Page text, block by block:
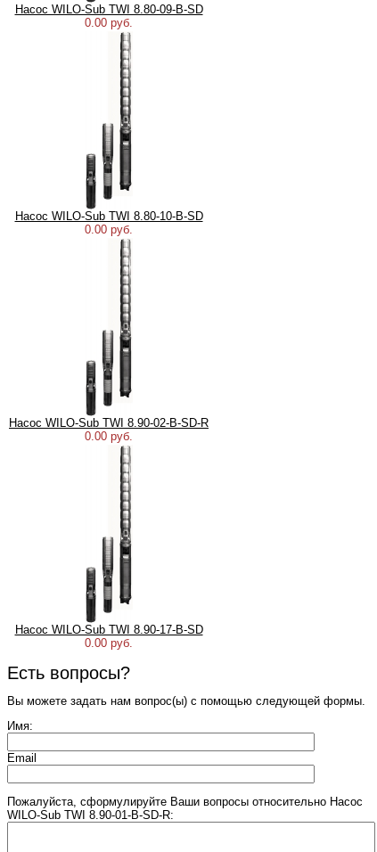
Насос WILO-Sub TWI 8.80-09-B-SD
0.00 руб.
Насос WILO-Sub TWI 8.80-10-B-SD
0.00 руб.
Насос WILO-Sub TWI 8.90-02-B-SD-R
0.00 руб.
Насос WILO-Sub TWI 8.90-17-B-SD
0.00 руб.
Есть вопросы?
Вы можете задать нам вопрос(ы) с помощью следующей формы.
Имя:
Email
Пожалуйста, сформулируйте Ваши вопросы относительно Насос
WILO-Sub TWI 8.90-01-B-SD-R: